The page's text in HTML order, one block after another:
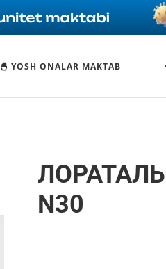
🐣 YOSH ONALAR MAKTAB
ЛОРАТАЛЬ
N30